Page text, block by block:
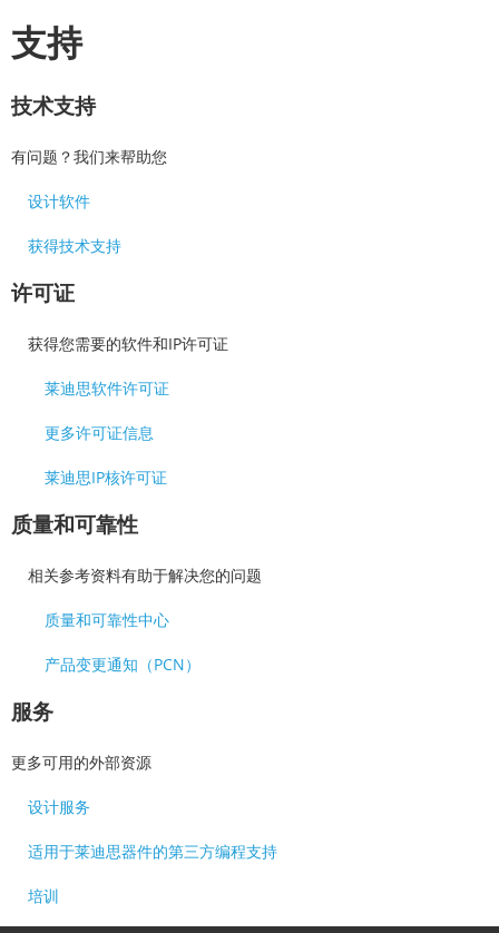
支持
技术支持
有问题？我们来帮助您
设计软件
获得技术支持
许可证
获得您需要的软件和IP许可证
莱迪思软件许可证
更多许可证信息
莱迪思IP核许可证
质量和可靠性
相关参考资料有助于解决您的问题
质量和可靠性中心
产品变更通知（PCN）
服务
更多可用的外部资源
设计服务
适用于莱迪思器件的第三方编程支持
培训